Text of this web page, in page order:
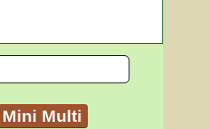
Mini Multi